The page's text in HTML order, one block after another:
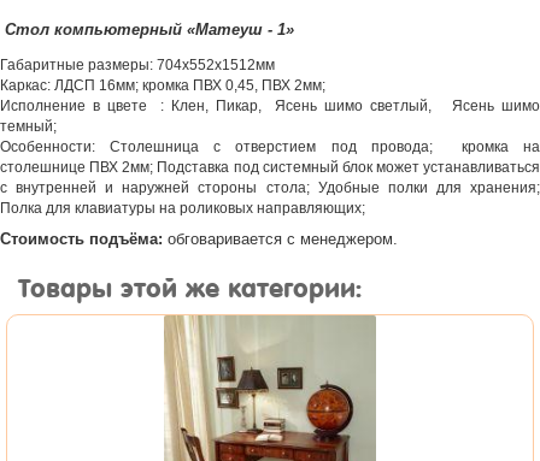
Стол компьютерный «Матеуш - 1»
Габаритные размеры: 704х552х1512мм
Каркас: ЛДСП 16мм; кромка ПВХ 0,45, ПВХ 2мм;
Исполнение в цвете : Клен, Пикар, Ясень шимо светлый, Ясень шимо
темный;
Особенности: Столешница с отверстием под провода; кромка на
столешнице ПВХ 2мм; Подставка под системный блок может устанавливаться
с внутренней и наружней стороны стола; Удобные полки для хранения;
Полка для клавиатуры на роликовых направляющих;
Стоимость подъёма: обговаривается с менеджером.
Товары этой же категории: